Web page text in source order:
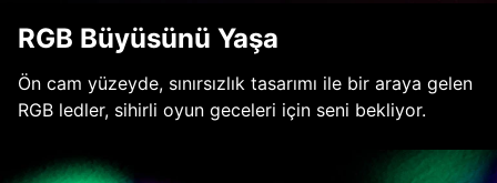
RGB Büyüsünü Yaşa
Ön cam yüzeyde, sınırsızlık tasarımı ile bir araya gelen
RGB ledler, sihirli oyun geceleri için seni bekliyor.